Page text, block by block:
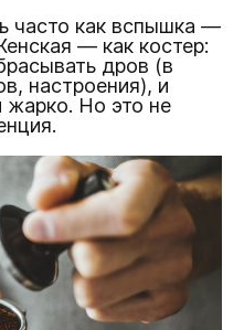
часто как вспышка —
— как костер:
дров (в
настроения), и
жарко. Но это не